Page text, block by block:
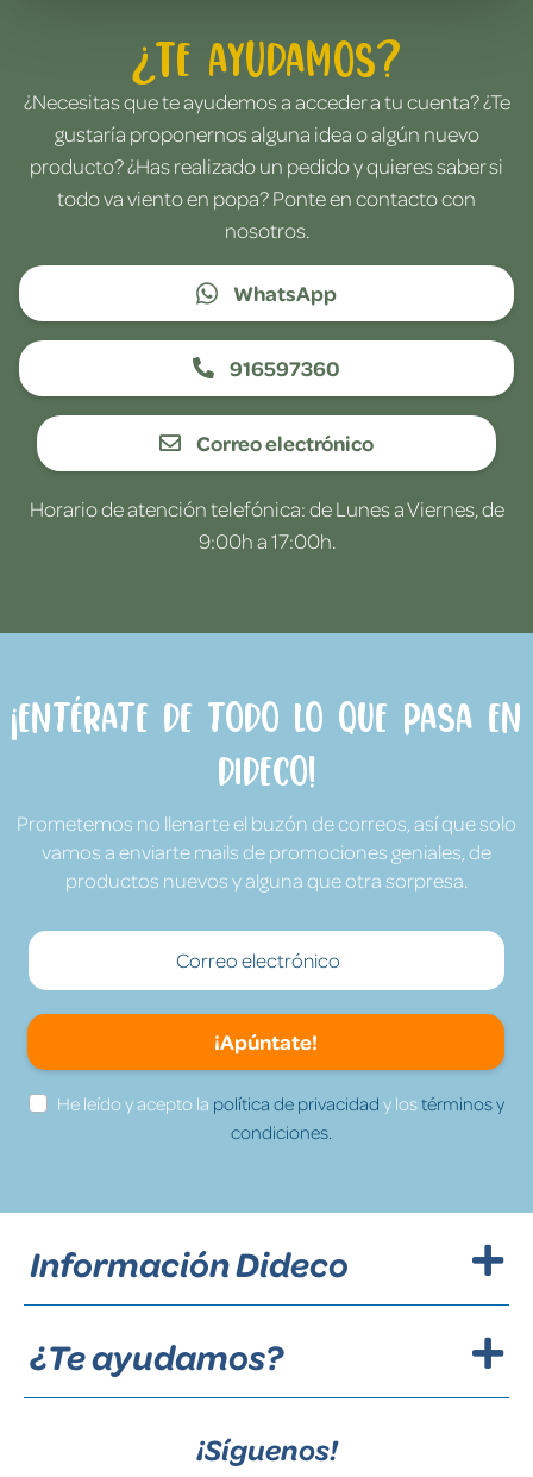
¿Te ayudamos?
¿Necesitas que te ayudemos a acceder a tu cuenta? ¿Te
gustaría proponernos alguna idea o algún nuevo
producto? ¿Has realizado un pedido y quieres saber si
todo va viento en popa? Ponte en contacto con
nosotros.
WhatsApp
916597360
Correo electrónico
Horario de atención telefónica: de Lunes a Viernes, de
9:00h a 17:00h.
¡Entérate de todo lo que pasa en
Dideco!
Prometemos no llenarte el buzón de correos, así que solo
vamos a enviarte mails de promociones geniales, de
productos nuevos y alguna que otra sorpresa.
¡Apúntate!
He leído y acepto la política de privacidad y lostérminos y
condiciones.
Información Dideco
¿Te ayudamos?
¡Síguenos!